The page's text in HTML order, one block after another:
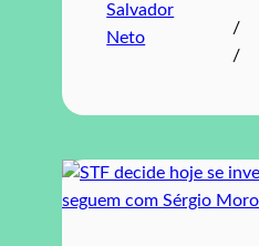
Salvador
Neto
/
/